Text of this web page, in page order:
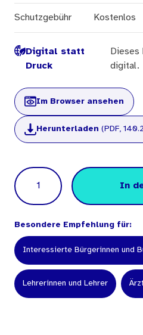
Schutzgebühr Kostenlos
Digital statt
Druck
Dieses
digital.
Im Browser ansehen
Herunterladen (PDF,
Menge
In
Besondere Empfehlung für:
Interessierte Bürgerinnen und
Lehrerinnen und Lehrer